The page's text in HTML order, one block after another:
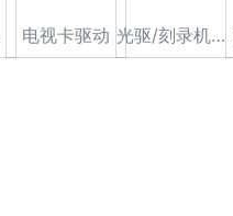
电视卡驱动 光驱/刻录机驱动